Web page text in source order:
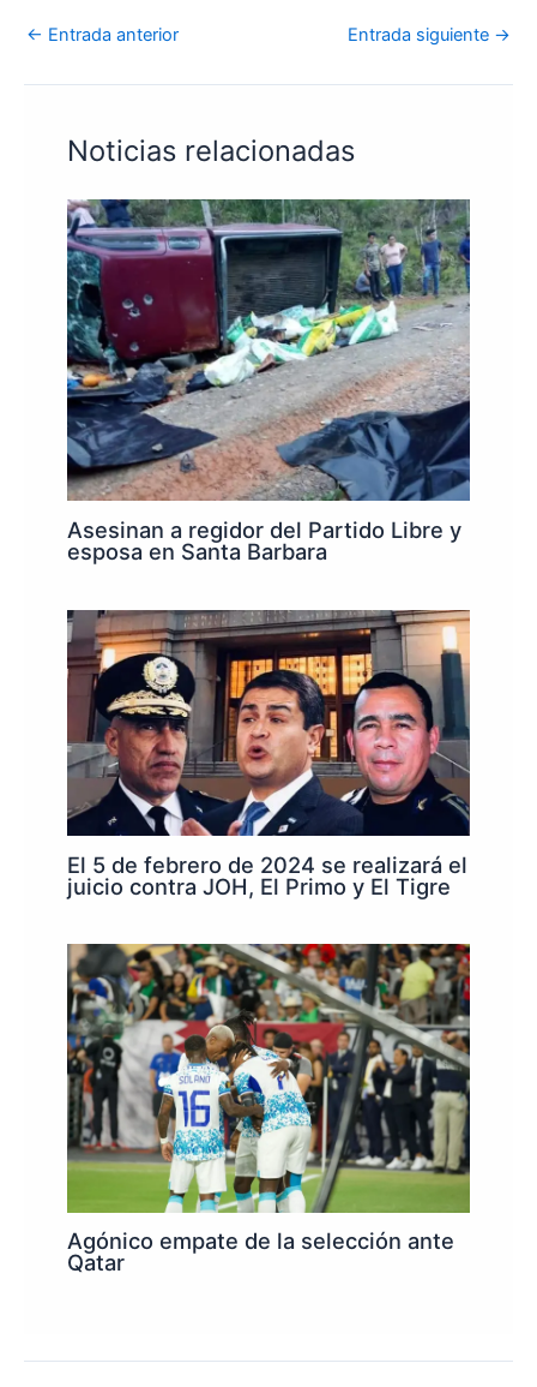
← Entrada anterior Entrada siguiente →
Noticias relacionadas
Asesinan a regidor del Partido Libre y
esposa en Santa Barbara
El 5 de febrero de 2024 se realizará el
juicio contra JOH, El Primo y El Tigre
Agónico empate de la selección ante
Qatar